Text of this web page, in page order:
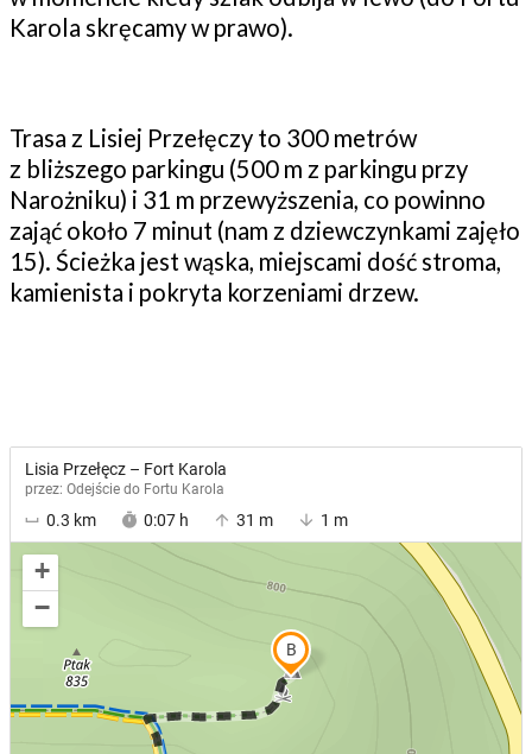
Karola skręcamy w prawo).
Trasa z Lisiej Przełęczy to 300 metrów
z bliższego parkingu (500 m z parkingu przy
Narożniku) i 31 m przewyższenia, co powinno
zająć około 7 minut (nam z dziewczynkami zajęło
15). Ścieżka jest wąska, miejscami dość stroma,
kamienista i pokryta korzeniami drzew.